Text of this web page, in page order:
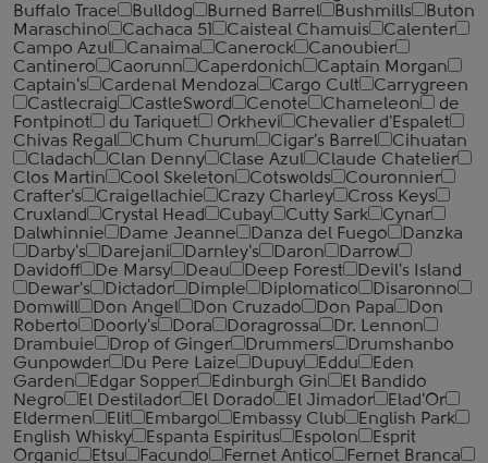
Buffalo Trace
Bulldog Burned Barrel Bushmills
Buton
Maraschino
Cachaca 51 Caisteal Chamuis
Calenter
Campo Azul
Canaima Canerock
Canoubier
Cantinero
Caorunn Caperdonich
Captain Morgan
Captain's
Cardenal Mendoza Cargo Cult
Carrygreen
Castlecraig
CastleSword Cenote Chameleon
de
Fontpinot
du Tariquet Orkhevi
Chevalier d'Espalet
Chivas Regal
Chum Churum Cigar's Barrel
Cihuatan
Cladach
Clan Denny Clase Azul
Claude Chatelier
Clos Martin
Cool Skeleton Cotswolds
Couronnier
Crafter's
Craigellachie Crazy Charley
Cross Keys
Cruxland
Crystal Head Cubay Cutty Sark
Cynar
Dalwhinnie
Dame Jeanne Danza del Fuego
Danzka
Darby's
Darejani Darnley's Daron
Darrow
Davidoff
De Marsy Deau Deep Forest
Devil's Island
Dewar's
Dictador Dimple Diplomatico
Disaronno
Domwill
Don Angel Don Cruzado Don Papa
Don
Roberto
Doorly's Dora Doragrossa
Dr. Lennon
Drambuie
Drop of Ginger Drummers
Drumshanbo
Gunpowder
Du Pere Laize Dupuy Eddu
Eden
Garden
Edgar Sopper Edinburgh Gin
El Bandido
Negro
El Destilador El Dorado El Jimador
Elad'Or
Eldermen
Elit Embargo Embassy Club
English Park
English Whisky
Espanta Espiritus Espolon
Esprit
Organic
Etsu Facundo Fernet Antico
Fernet Branca